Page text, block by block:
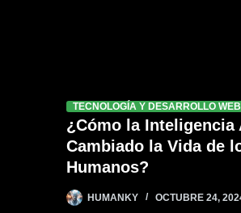
TECNOLOGÍA Y DESARROLLO WEB
¿Cómo la
Cambiado la Vida de
Humanos?
HUMANKY OCTUBRE 24,